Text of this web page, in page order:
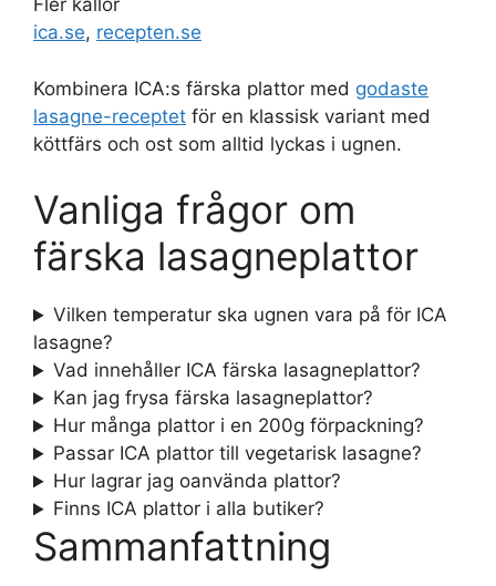
Fler källor
ica.se, recepten.se
Kombinera ICA:s färska plattor med godaste
lasagne-receptet för en klassisk variant med
köttfärs och ost som alltid lyckas i ugnen.
Vanliga frågor om
färska lasagneplattor
Vilken temperatur ska ugnen vara på för ICA
lasagne?
Vad innehåller ICA färska lasagneplattor?
Kan jag frysa färska lasagneplattor?
Hur många plattor i en 200g förpackning?
Passar ICA plattor till vegetarisk lasagne?
Hur lagrar jag oanvända plattor?
Finns ICA plattor i alla butiker?
Sammanfattning